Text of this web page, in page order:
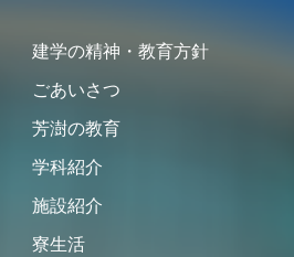
建学の精神・教育方針
ごあいさつ
芳澍の教育
学科紹介
施設紹介
寮生活